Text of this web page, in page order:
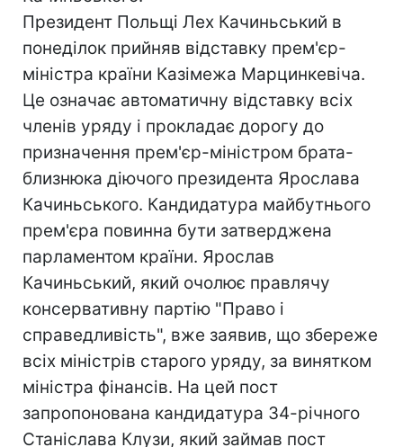
Президент Польщі Лех Качиньський в
понеділок прийняв відставку прем'єр-
міністра країни Казімежа Марцинкевіча.
Це означає автоматичну відставку всіх
членів уряду і прокладає дорогу до
призначення прем'єр-міністром брата-
близнюка діючого президента Ярослава
Качиньського. Кандидатура майбутнього
прем'єра повинна бути затверджена
парламентом країни. Ярослав
Качиньський, який очолює правлячу
консервативну партію "Право і
справедливість", вже заявив, що збереже
всіх міністрів старого уряду, за винятком
міністра фінансів. На цей пост
запропонована кандидатура 34-річного
Станіслава Клузи, який займав пост